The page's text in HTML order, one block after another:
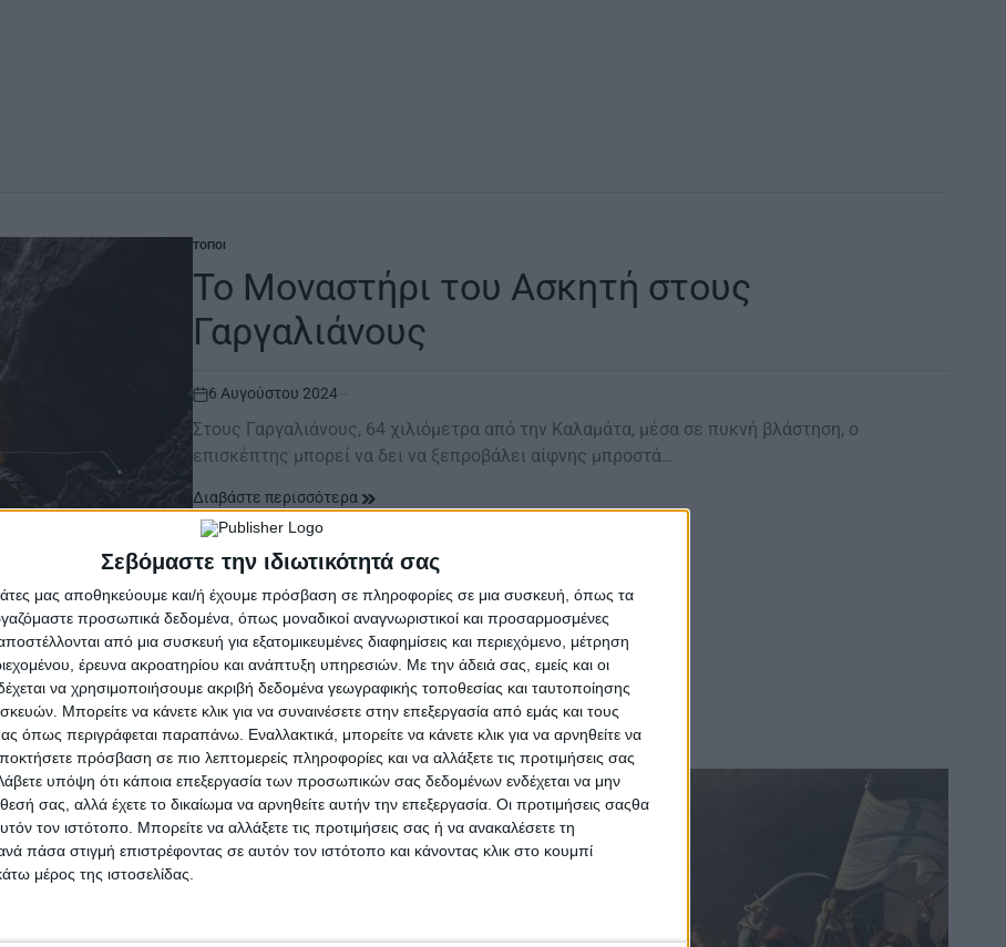
Σεβόμαστε την ιδιωτικότητά σας
μας αποθηκεύουμε και/ή έχουμε πρόσβαση σε πληροφορίες σε μια συσκευή, όπως τα
προσωπικά δεδομένα, όπως μοναδικοί αναγνωριστικοί και προσαρμοσμένες
από μια συσκευή για εξατομικευμένες διαφημίσεις και περιεχόμενο, μέτρηση
έρευνα ακροατηρίου και ανάπτυξη υπηρεσιών. Με την άδειά σας, εμείς και οι
να χρησιμοποιήσουμε ακριβή δεδομένα γεωγραφικής τοποθεσίας και ταυτοποίησης
Μπορείτε να κάνετε κλικ για να συναινέσετε στην επεξεργασία από εμάς και τους
όπως περιγράφεται παραπάνω. Εναλλακτικά, μπορείτε να κάνετε κλικ για να αρνηθείτε να
πρόσβαση σε πιο λεπτομερείς πληροφορίες και να αλλάξετε τις προτιμήσεις σας
υπόψη ότι κάποια επεξεργασία των προσωπικών σας δεδομένων ενδέχεται να μην
σας, αλλά έχετε το δικαίωμα να αρνηθείτε αυτήν την επεξεργασία. Οι προτιμήσεις σαςθα
τον ιστότοπο. Μπορείτε να αλλάξετε τις προτιμήσεις σας ή να ανακαλέσετε τη
πάσα στιγμή επιστρέφοντας σε αυτόν τον ιστότοπο και κάνοντας κλικ στο κουμπί
μέρος της ιστοσελίδας.
POSTED
ΤΌΠΟΙ
Το Μοναστήρι του Ασκητή στους
Γαργαλιάνους
on
6 Αυγούστου 2024
Στους Γαργαλιάνους, 64 χιλιόμετρα από την Καλαμάτα, μέσα σε πυκνή βλάστηση, ο
επισκέπτης μπορεί να δει να ξεπροβάλει αίφνης μπροστά…
Διαβάστε περισσότερα